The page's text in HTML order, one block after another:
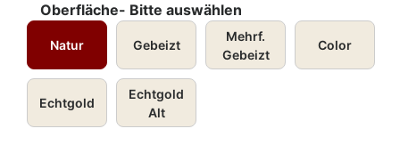
Oberfläche- Bitte auswählen
Natur Gebeizt
Mehrf.
Gebeizt
Color
Echtgold
Echtgold
Alt